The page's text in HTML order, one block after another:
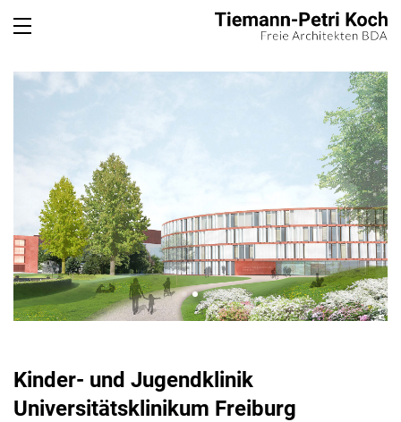
Please select a page template in page properties.
Kinder- und Jugendklinik
Universitätsklinikum Freiburg